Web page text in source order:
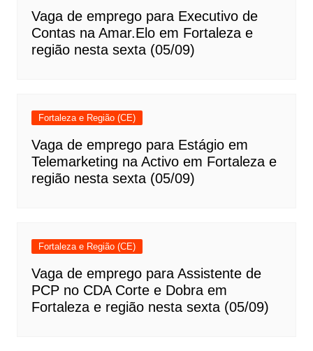
Vaga de emprego para Executivo de
Contas na Amar.Elo em Fortaleza e
região nesta sexta (05/09)
Fortaleza e Região (CE)
Vaga de emprego para Estágio em
Telemarketing na Activo em Fortaleza e
região nesta sexta (05/09)
Fortaleza e Região (CE)
Vaga de emprego para Assistente de
PCP no CDA Corte e Dobra em
Fortaleza e região nesta sexta (05/09)